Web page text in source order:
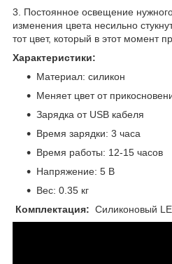
3. Постоянное освещение
изменения цвета несильно
тот цвет, который в этот момент
Характеристики:
Материал: силикон
Меняет цвет от
Зарядка от USB кабеля
Время зарядки: 3 часа
Время работы: 12-15 часов
Напряжение: 5 В
Вес: 0.35 кг
Комплектация: Силиконовый